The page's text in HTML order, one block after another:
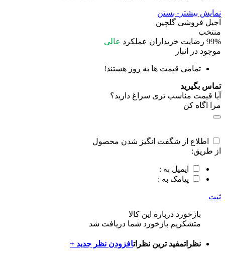
نمایش بیشتر - بستن
آجیل فروشی گلچین
منتخب
99% رضایت خریداران عملکرد عالی
موجود در انبار
تمامی قیمت ها به روز هستند!
تماس بگیرید
آیا قیمت مناسب تری سراغ دارید؟
مرا اگاه کن
اطلاع از شگفت انگیز شدن محصول
از طریق:
ایمیل به :
پیامک به :
ثبت
بازخورد درباره این کالا
متشکریم بازخورد شما دریافت شد
نظراتمفید ترین نظراتافزودن نظر جدید +